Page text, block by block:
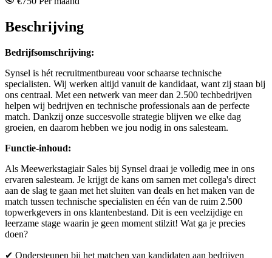
Beschrijving
Bedrijfsomschrijving:
Synsel is hét recruitmentbureau voor schaarse technische
specialisten. Wij werken altijd vanuit de kandidaat, want zij staan bij
ons centraal. Met een netwerk van meer dan 2.500 techbedrijven
helpen wij bedrijven en technische professionals aan de perfecte
match. Dankzij onze succesvolle strategie blijven we elke dag
groeien, en daarom hebben we jou nodig in ons salesteam.
Functie-inhoud:
Als Meewerkstagiair Sales bij Synsel draai je volledig mee in ons
ervaren salesteam. Je krijgt de kans om samen met collega's direct
aan de slag te gaan met het sluiten van deals en het maken van de
match tussen technische specialisten en één van de ruim 2.500
topwerkgevers in ons klantenbestand. Dit is een veelzijdige en
leerzame stage waarin je geen moment stilzit! Wat ga je precies
doen?
✔ Ondersteunen bij het matchen van kandidaten aan bedrijven